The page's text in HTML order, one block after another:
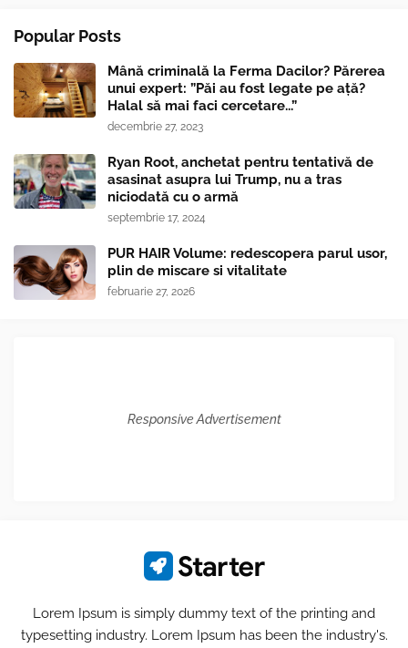
Popular Posts
Mână criminală la Ferma Dacilor? Părerea
unui expert: ”Păi au fost legate pe ață?
Halal să mai faci cercetare...”
decembrie 27, 2023
Ryan Root, anchetat pentru tentativă de
asasinat asupra lui Trump, nu a tras
niciodată cu o armă
septembrie 17, 2024
PUR HAIR Volume: redescopera parul usor,
plin de miscare si vitalitate
februarie 27, 2026
Responsive Advertisement
Lorem Ipsum is simply dummy text of the printing and
typesetting industry. Lorem Ipsum has been the industry's.